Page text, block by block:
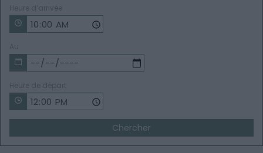
Chercher